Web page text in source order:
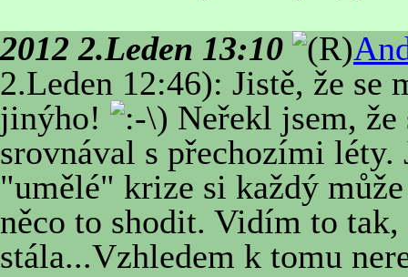
2012 2.Leden 13:10
2.Leden 12:46): Jistě, že se
jinýho!
Neřekl jsem,
srovnával s přechozími léty.
"umělé" krize si každý
něco to shodit. Vidím to
stála...Vzhledem k tomu